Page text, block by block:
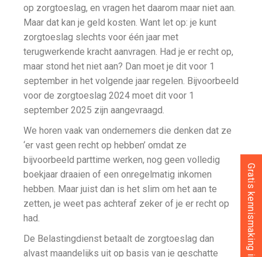
op zorgtoeslag, en vragen het daarom maar niet aan.
Maar dat kan je geld kosten. Want let op: je kunt
zorgtoeslag slechts voor één jaar met
terugwerkende kracht aanvragen. Had je er recht op,
maar stond het niet aan? Dan moet je dit voor 1
september in het volgende jaar regelen. Bijvoorbeeld
voor de zorgtoeslag 2024 moet dit voor 1
september 2025 zijn aangevraagd.
We horen vaak van ondernemers die denken dat ze
‘er vast geen recht op hebben’ omdat ze
bijvoorbeeld parttime werken, nog geen volledig
boekjaar draaien of een onregelmatig inkomen
hebben. Maar juist dan is het slim om het aan te
zetten, je weet pas achteraf zeker of je er recht op
had.
De Belastingdienst betaalt de zorgtoeslag dan
alvast maandelijks uit op basis van je geschatte
Gratis kennismaking inplannen